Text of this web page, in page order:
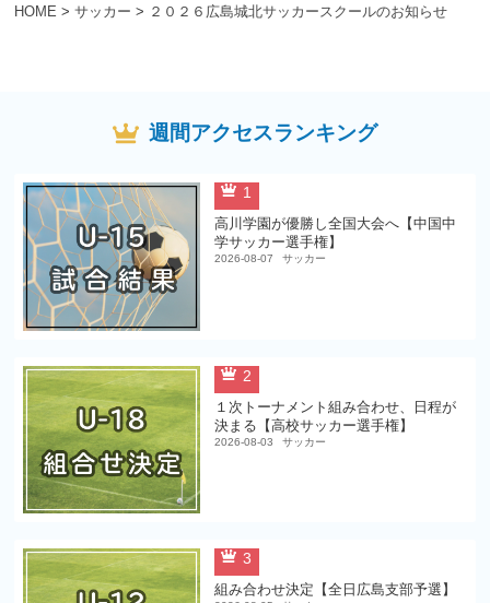
HOME > サッカー > ２０２６広島城北サッカースクールのお知らせ
週間アクセスランキング
1
高川学園が優勝し全国大会へ【中国中
学サッカー選手権】
2026-08-07 サッカー
2
１次トーナメント組み合わせ、日程が
決まる【高校サッカー選手権】
2026-08-03 サッカー
3
組み合わせ決定【全日広島支部予選】